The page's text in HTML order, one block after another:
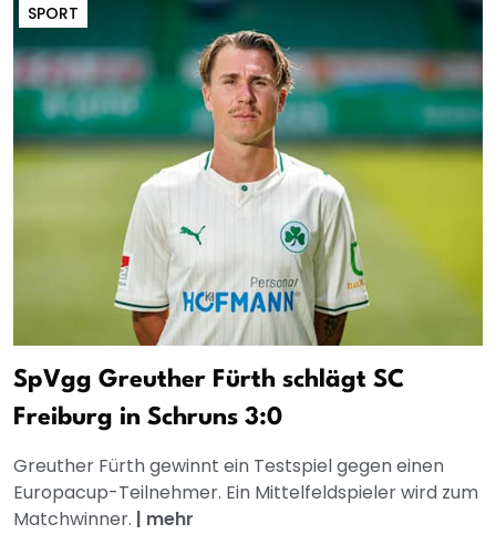
SPORT
SpVgg Greuther Fürth schlägt SC
Freiburg in Schruns 3:0
Greuther Fürth gewinnt ein Testspiel gegen einen
Europacup-Teilnehmer. Ein Mittelfeldspieler wird zum
Matchwinner. | mehr